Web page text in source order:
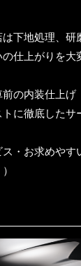
地処理、研
仕上がりを大
前の内装仕上
に徹底したサ
ス・お求めや